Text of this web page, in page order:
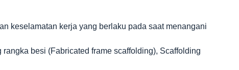
kerja yang berlaku pada saat menangani
besi (Fabricated frame scaffolding), Scaffolding